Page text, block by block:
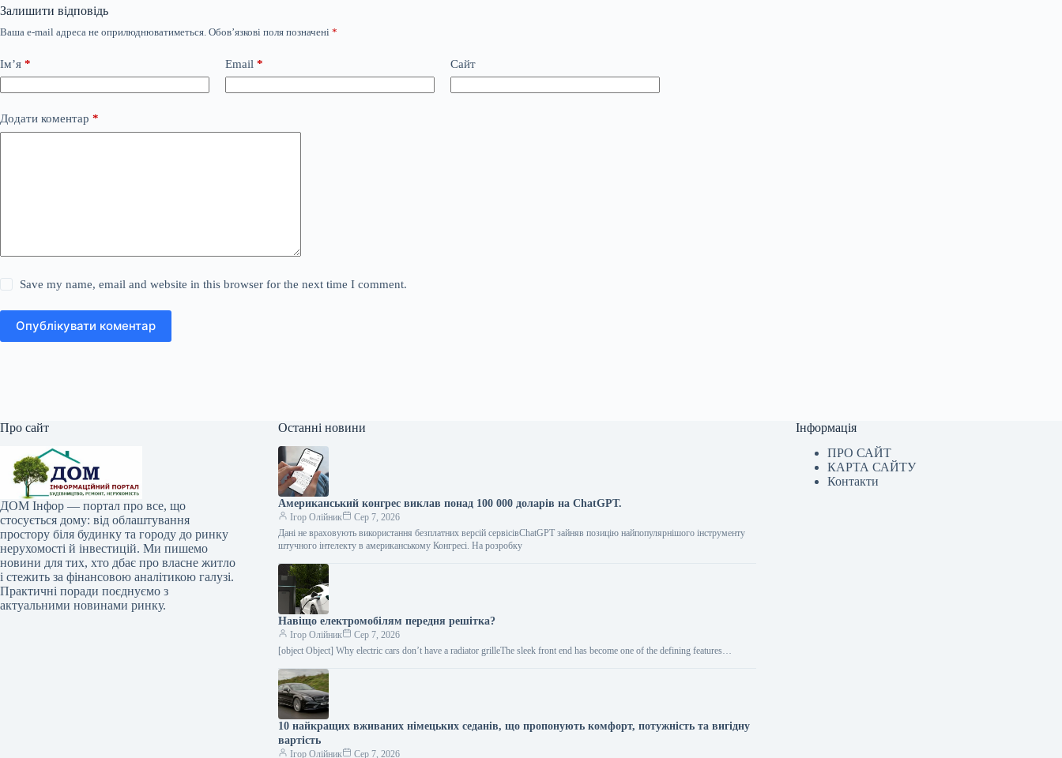
Залишити відповідь
Ваша e-mail адреса не оприлюднюватиметься. Обов’язкові поля позначені *
Ім’я * Email * Сайт
Додати коментар *
Save my name, email and website in this browser for the next time I comment.
Опублікувати коментар
Про сайт
ДОМ Інфор — портал про все, що
стосується дому: від облаштування
простору біля будинку та городу до ринку
нерухомості й інвестицій. Ми пишемо
новини для тих, хто дбає про власне житло
і стежить за фінансовою аналітикою галузі.
Практичні поради поєднуємо з
актуальними новинами ринку.
Останні новини
Американський конгрес виклав понад 100 000 доларів на ChatGPT.
Ігор Олійник
Сер 7, 2026
Дані не враховують використання безплатних версій сервісівChatGPT зайняв позицію найпопулярнішого інструменту
штучного інтелекту в американському Конгресі. На розробку
Навіщо електромобілям передня решітка?
Ігор Олійник
Сер 7, 2026
[object Object] Why electric cars don’t have a radiator grilleThe sleek front end has become one of the defining features…
10 найкращих вживаних німецьких седанів, що пропонують комфорт, потужність та вигідну
вартість
Ігор Олійник Сер 7, 2026
Інформація
ПРО САЙТ
КАРТА САЙТУ
Контакти